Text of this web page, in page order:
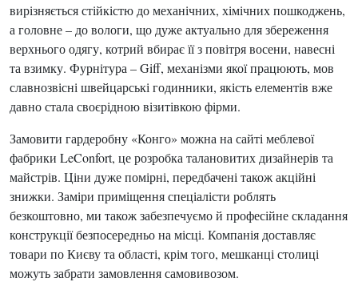
вирізняється стійкістю до механічних, хімічних пошкоджень,
а головне – до вологи, що дуже актуально для збереження
верхнього одягу, котрий вбирає її з повітря восени, навесні
та взимку. Фурнітура – Giff, механізми якої працюють, мов
славнозвісні швейцарські годинники, якість елементів вже
давно стала своєрідною візитівкою фірми.
Замовити гардеробну «Конго» можна на сайті меблевої
фабрики LeConfort, це розробка талановитих дизайнерів та
майстрів. Ціни дуже помірні, передбачені також акційні
знижки. Заміри приміщення спеціалісти роблять
безкоштовно, ми також забезпечуємо й професійне складання
конструкції безпосередньо на місці. Компанія доставляє
товари по Києву та області, крім того, мешканці столиці
можуть забрати замовлення самовивозом.